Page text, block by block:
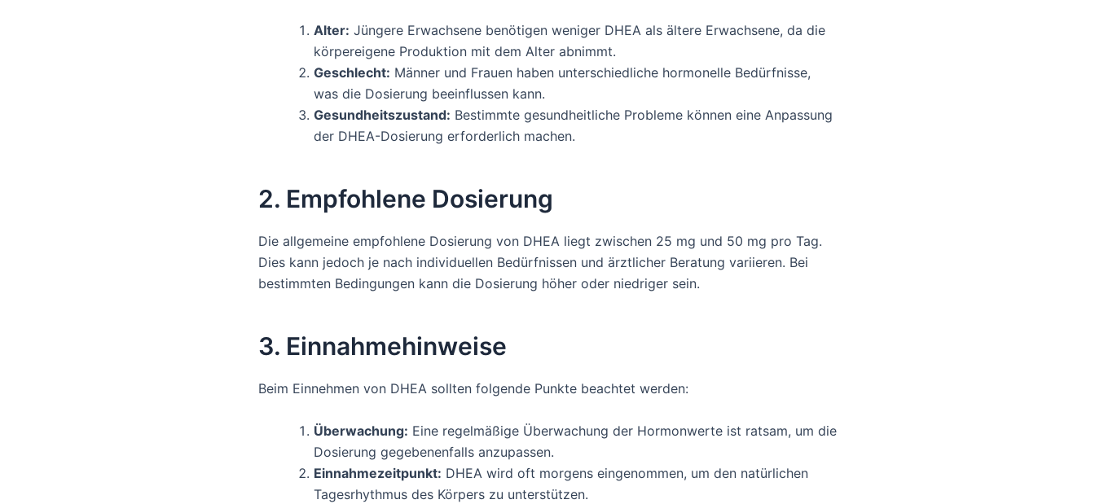
Alter: Jüngere Erwachsene benötigen weniger DHEA als ältere Erwachsene, da die
körpereigene Produktion mit dem Alter abnimmt.
Geschlecht: Männer und Frauen haben unterschiedliche hormonelle Bedürfnisse,
was die Dosierung beeinflussen kann.
Gesundheitszustand: Bestimmte gesundheitliche Probleme können eine Anpassung
der DHEA-Dosierung erforderlich machen.
2. Empfohlene Dosierung
Die allgemeine empfohlene Dosierung von DHEA liegt zwischen 25 mg und 50 mg pro Tag.
Dies kann jedoch je nach individuellen Bedürfnissen und ärztlicher Beratung variieren. Bei
bestimmten Bedingungen kann die Dosierung höher oder niedriger sein.
3. Einnahmehinweise
Beim Einnehmen von DHEA sollten folgende Punkte beachtet werden:
Überwachung: Eine regelmäßige Überwachung der Hormonwerte ist ratsam, um die
Dosierung gegebenenfalls anzupassen.
Einnahmezeitpunkt: DHEA wird oft morgens eingenommen, um den natürlichen
Tagesrhythmus des Körpers zu unterstützen.